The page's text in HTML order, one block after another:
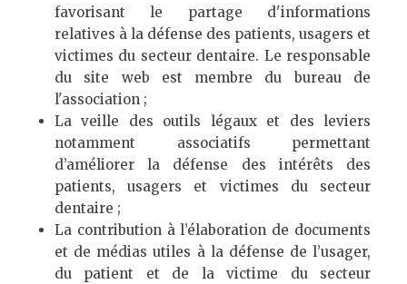
favorisant le partage d'informations
relatives à la défense des patients, usagers et
victimes du secteur dentaire. Le responsable
du site web est membre du bureau de
l'association ;
La veille des outils légaux et des leviers
notamment associatifs permettant
d’améliorer la défense des intérêts des
patients, usagers et victimes du secteur
dentaire ;
La contribution à l’élaboration de documents
et de médias utiles à la défense de l’usager,
du patient et de la victime du secteur